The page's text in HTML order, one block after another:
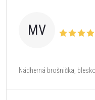
MV
Nádherná brošnička,